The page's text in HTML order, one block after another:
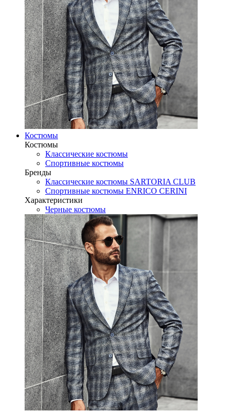
Костюмы
Костюмы
Классические костюмы
Спортивные костюмы
Бренды
Классические костюмы SARTORIA CLUB
Спортивные костюмы ENRICO CERINI
Характеристики
Черные костюмы